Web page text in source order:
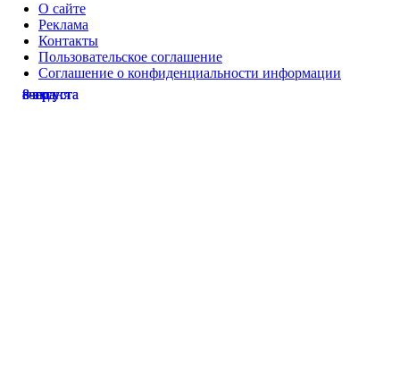
сегодня
вчера
вчера
8 августа
8 августа
О сайте
Реклама
Контакты
Пользовательское соглашение
Соглашение о конфиденциальности информации